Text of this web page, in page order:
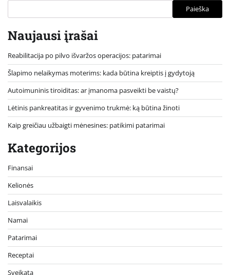
Paieška
Naujausi įrašai
Reabilitacija po pilvo išvaržos operacijos: patarimai
Šlapimo nelaikymas moterims: kada būtina kreiptis į gydytoją
Autoimuninis tiroiditas: ar įmanoma pasveikti be vaistų?
Lėtinis pankreatitas ir gyvenimo trukmė: ką būtina žinoti
Kaip greičiau užbaigti mėnesines: patikimi patarimai
Kategorijos
Finansai
Kelionės
Laisvalaikis
Namai
Patarimai
Receptai
Sveikata